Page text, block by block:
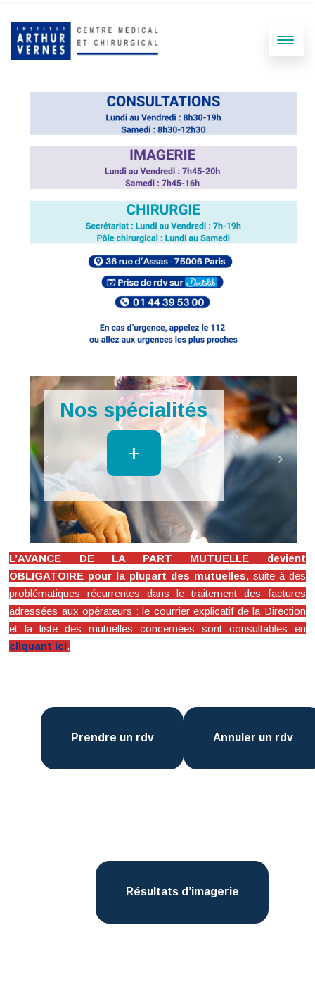
Imagerie
+
L’AVANCE DE LA PART MUTUELLE devient
OBLIGATOIRE pour la plupart des mutuelles, suite à des
problématiques récurrentes dans le traitement des factures
adressées aux opérateurs : le courrier explicatif de la Direction
et la liste des mutuelles concernées sont consultables en
cliquant ici.
Prendre un rdv Annuler un rdv
Résultats d’imagerie